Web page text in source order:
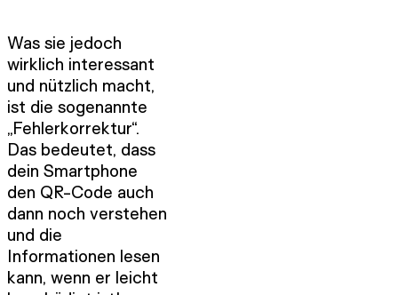
Was sie jedoch
wirklich interessant
und nützlich macht,
ist die sogenannte
„Fehlerkorrektur“.
Das bedeutet, dass
dein Smartphone
den QR-Code auch
dann noch verstehen
und die
Informationen lesen
kann, wenn er leicht